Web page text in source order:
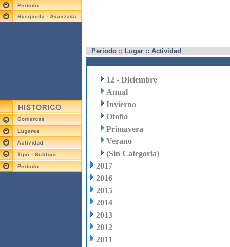
Periodo :: Lugar :: Actividad
12 - Diciembre
Anual
Invierno
Otoño
Primavera
Verano
(Sin Categoria)
2017
2016
2015
2014
2013
2012
2011